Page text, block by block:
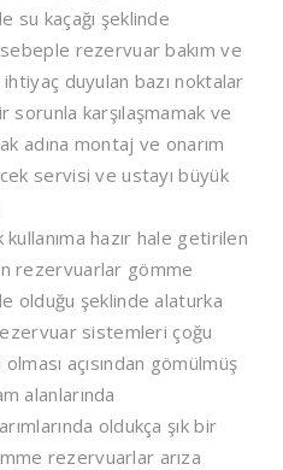
su kaçağı şeklinde
rezervuar bakım ve
duyulan bazı noktalar
sorunla karşılaşmamak ve
adına montaj ve onarım
servisi ve ustayı büyük
hazır hale getirilen
rezervuarlar gömme
olduğu şeklinde alaturka
sistemleri çoğu
olması açısından gömülmüş
alanlarında
oldukça şık bir
rezervuarlar arıza